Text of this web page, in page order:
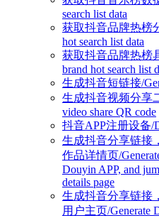
search list data
获取抖音品牌热榜
hot search list data
获取抖音品牌热榜
brand hot search list
生成抖音短链接/
生成抖音视频分享
video share QR code
抖音APP注册设备/
生成抖音分享链接
作品详情页/
Douyin APP, and
details page
生成抖音分享链接
用户主页/Generate